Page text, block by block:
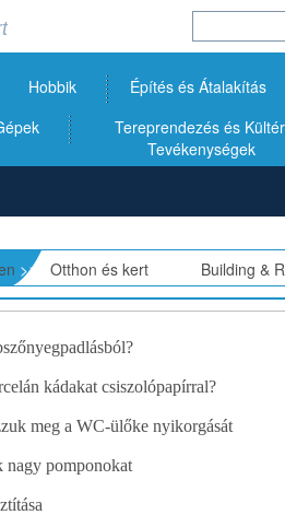
Hobbik Építés és Átalakítás
Tereprendezés és
Tevékenységek
>> Otthon és kert Building &
kádakat csiszolópapírral?
meg a WC-ülőke nyikorgását
nagy pomponokat